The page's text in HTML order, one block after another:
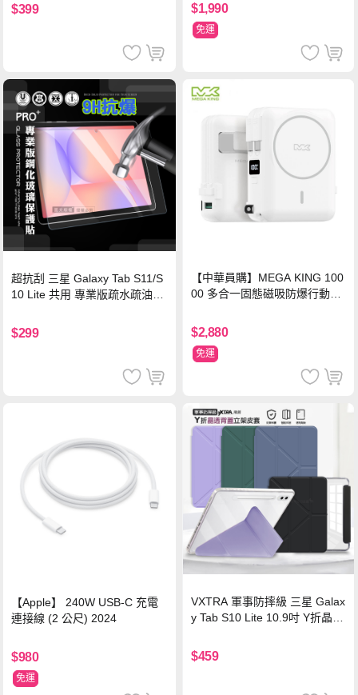
$399 $1,990
免運
超抗刮 三星 Galaxy Tab S11/S
10 Lite 共用 專業版疏水疏油9H
$299
【中華員購】MEGA KING 100
00 多合一固態磁吸防爆行動電
$2,880
免運
【Apple】 240W USB-C 充電
連接線 (2 公尺) 2024
$980
免運
VXTRA 軍事防摔級 三星 Galax
y Tab S10 Lite 10.9吋 Y折晶透
$459